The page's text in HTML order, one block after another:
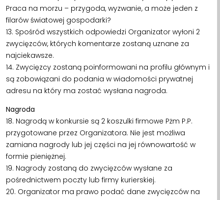
Praca na morzu – przygoda, wyzwanie, a może jeden z
filarów światowej gospodarki?
13. Spośród wszystkich odpowiedzi Organizator wyłoni 2
zwycięzców, których komentarze zostaną uznane za
najciekawsze.
14. Zwycięzcy zostaną poinformowani na profilu głównym i
są zobowiązani do podania w wiadomości prywatnej
adresu na który ma zostać wysłana nagroda.
Nagroda
18. Nagrodą w konkursie są 2 koszulki firmowe Pżm P.P.
przygotowane przez Organizatora. Nie jest możliwa
zamiana nagrody lub jej części na jej równowartość w
formie pieniężnej.
19. Nagrody zostaną do zwycięzców wysłane za
pośrednictwem poczty lub firmy kurierskiej.
20. Organizator ma prawo podać dane zwycięzców na